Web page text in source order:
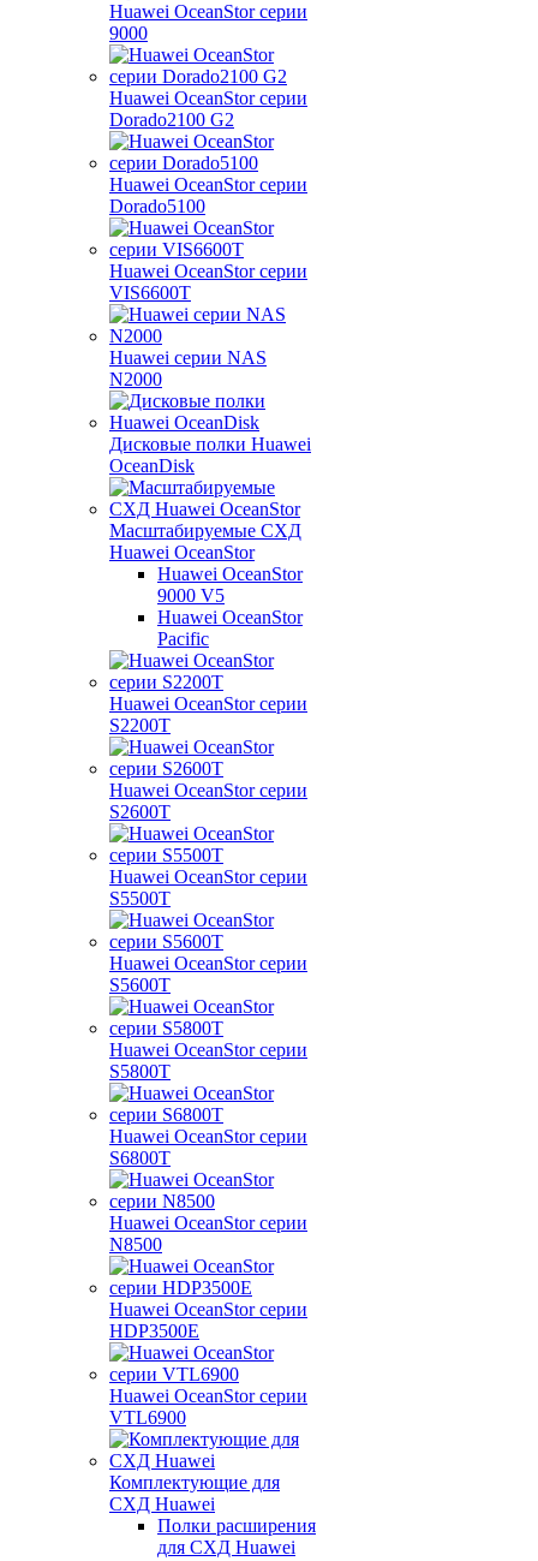
Huawei OceanStor серии
9000
Huawei OceanStor серии
Dorado2100 G2
Huawei OceanStor серии
Dorado5100
Huawei OceanStor серии
VIS6600T
Huawei серии NAS
N2000
Дисковые полки Huawei
OceanDisk
Масштабируемые СХД
Huawei OceanStor
Huawei OceanStor
9000 V5
Huawei OceanStor
Pacific
Huawei OceanStor серии
S2200T
Huawei OceanStor серии
S2600T
Huawei OceanStor серии
S5500T
Huawei OceanStor серии
S5600T
Huawei OceanStor серии
S5800T
Huawei OceanStor серии
S6800T
Huawei OceanStor серии
N8500
Huawei OceanStor серии
HDP3500E
Huawei OceanStor серии
VTL6900
Комплектующие для
СХД Huawei
Полки расширения
для СХД Huawei